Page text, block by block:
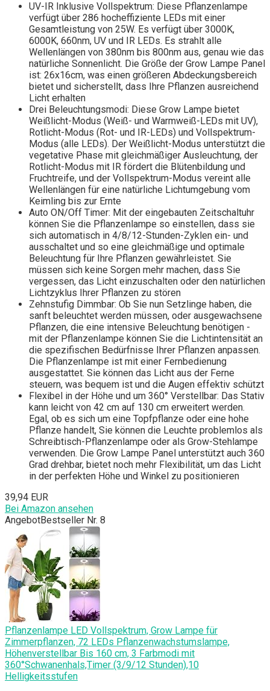
UV-IR Inklusive Vollspektrum: Diese Pflanzenlampe
verfügt über 286 hocheffiziente LEDs mit einer
Gesamtleistung von 25W. Es verfügt über 3000K,
6000K, 660nm, UV und IR LEDs. Es strahlt alle
Wellenlängen von 380nm bis 800nm aus, genau wie das
natürliche Sonnenlicht. Die Größe der Grow Lampe Panel
ist: 26x16cm, was einen größeren Abdeckungsbereich
bietet und sicherstellt, dass Ihre Pflanzen ausreichend
Licht erhalten
Drei Beleuchtungsmodi: Diese Grow Lampe bietet
Weißlicht-Modus (Weiß- und Warmweiß-LEDs mit UV),
Rotlicht-Modus (Rot- und IR-LEDs) und Vollspektrum-
Modus (alle LEDs). Der Weißlicht-Modus unterstützt die
vegetative Phase mit gleichmäßiger Ausleuchtung, der
Rotlicht-Modus mit IR fördert die Blütenbildung und
Fruchtreife, und der Vollspektrum-Modus vereint alle
Wellenlängen für eine natürliche Lichtumgebung vom
Keimling bis zur Ernte
Auto ON/Off Timer: Mit der eingebauten Zeitschaltuhr
können Sie die Pflanzenlampe so einstellen, dass sie
sich automatisch in 4/8/12-Stunden-Zyklen ein- und
ausschaltet und so eine gleichmäßige und optimale
Beleuchtung für Ihre Pflanzen gewährleistet. Sie
müssen sich keine Sorgen mehr machen, dass Sie
vergessen, das Licht einzuschalten oder den natürlichen
Lichtzyklus Ihrer Pflanzen zu stören
Zehnstufig Dimmbar: Ob Sie nun Setzlinge haben, die
sanft beleuchtet werden müssen, oder ausgewachsene
Pflanzen, die eine intensive Beleuchtung benötigen -
mit der Pflanzenlampe können Sie die Lichtintensität an
die spezifischen Bedürfnisse Ihrer Pflanzen anpassen.
Die Pflanzenlampe ist mit einer Fernbedienung
ausgestattet. Sie können das Licht aus der Ferne
steuern, was bequem ist und die Augen effektiv schützt
Flexibel in der Höhe und um 360° Verstellbar: Das Stativ
kann leicht von 42 cm auf 130 cm erweitert werden.
Egal, ob es sich um eine Topfpflanze oder eine hohe
Pflanze handelt, Sie können die Leuchte problemlos als
Schreibtisch-Pflanzenlampe oder als Grow-Stehlampe
verwenden. Die Grow Lampe Panel unterstützt auch 360
Grad drehbar, bietet noch mehr Flexibilität, um das Licht
in der perfekten Höhe und Winkel zu positionieren
39,94 EUR
Bei Amazon ansehen
AngebotBestseller Nr. 8
Pflanzenlampe LED Vollspektrum, Grow Lampe für
Zimmerpflanzen, 72 LEDs Pflanzenwachstumslampe,
Höhenverstellbar Bis 160 cm, 3 Farbmodi mit
360°Schwanenhals,Timer (3/9/12 Stunden),10
Helligkeitsstufen